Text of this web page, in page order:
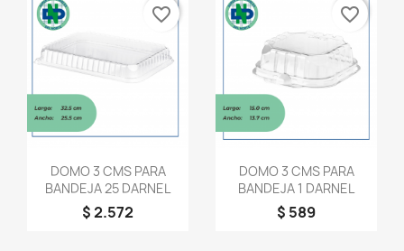
Vista rápida
DOMO 3 CMS PARA
BANDEJA 25 DARNEL
$ 2.572
favorite_border
Vista rápida
DOMO 3 CMS PARA
BANDEJA 1 DARNEL
$ 589
favorite_border